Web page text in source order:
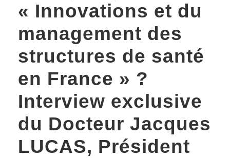
« Innovations et du
management des
structures de santé
en France » ?
Interview exclusive
du Docteur Jacques
LUCAS, Président